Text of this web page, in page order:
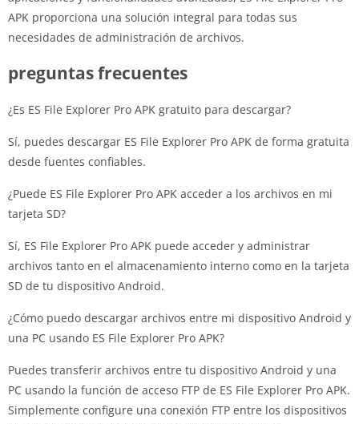
APK proporciona una solución integral para todas sus
necesidades de administración de archivos.
preguntas frecuentes
¿Es ES File Explorer Pro APK gratuito para descargar?
Sí, puedes descargar ES File Explorer Pro APK de forma gratuita
desde fuentes confiables.
¿Puede ES File Explorer Pro APK acceder a los archivos en mi
tarjeta SD?
Sí, ES File Explorer Pro APK puede acceder y administrar
archivos tanto en el almacenamiento interno como en la tarjeta
SD de tu dispositivo Android.
¿Cómo puedo descargar archivos entre mi dispositivo Android y
una PC usando ES File Explorer Pro APK?
Puedes transferir archivos entre tu dispositivo Android y una
PC usando la función de acceso FTP de ES File Explorer Pro APK.
Simplemente configure una conexión FTP entre los dispositivos